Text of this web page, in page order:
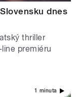
dnes
thriller
premiéru
1 minuta